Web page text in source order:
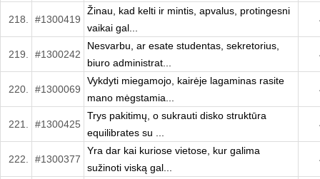
218. #1300419
Žinau, kad kelti ir mintis, apvalus, protingesni
vaikai gal...
219. #1300242
Nesvarbu, ar esate studentas, sekretorius,
biuro administrat...
220. #1300069
Vykdyti miegamojo, kairėje lagaminas rasite
mano mėgstamia...
221. #1300425
Trys pakitimų, o sukrauti disko struktūra
equilibrates su ...
222. #1300377
Yra dar kai kuriose vietose, kur galima
sužinoti viską gal...